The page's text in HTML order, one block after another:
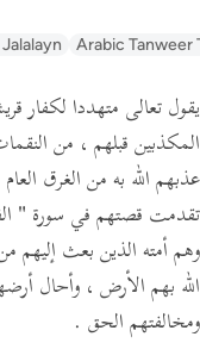
Arabic Tanweer
يقول تعالى متهددا لكفار
المكذبين قبلهم ، من
عذبهم الله به من الغرق
تقدمت قصتهم في سورة "
وهم أمته الذين بعث
الله بهم الأرض ، وأحال
ومخالفتهم الحق .